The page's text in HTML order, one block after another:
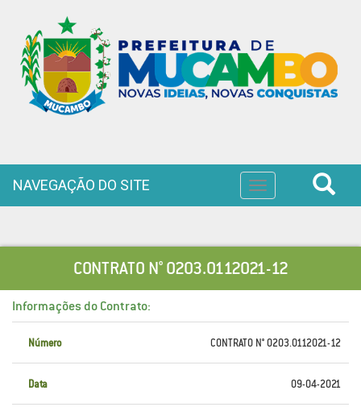
Toggle
navigation
NAVEGAÇÃO DO SITE
CONTRATO N° 0203.0112021-12
Informações do Contrato:
Número CONTRATO N° 0203.0112021-12
Data 09-04-2021